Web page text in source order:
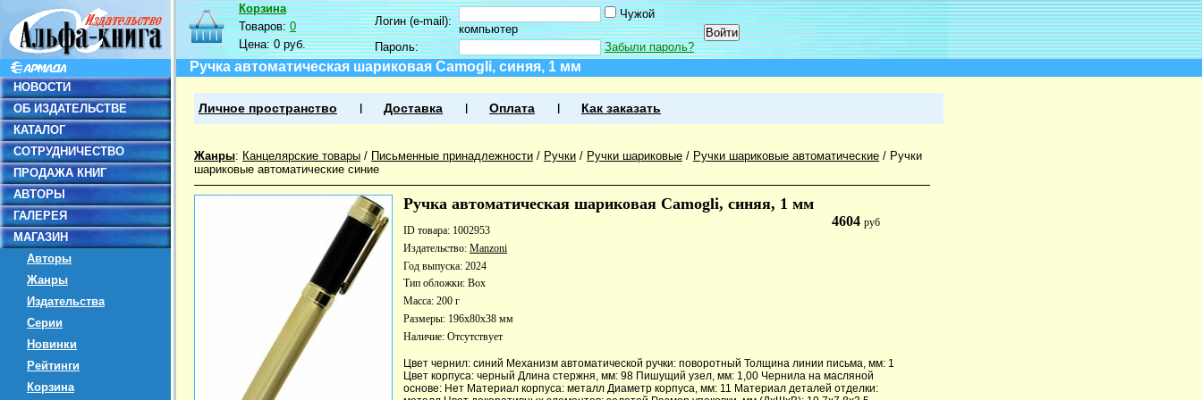
НОВОСТИ
ОБ ИЗДАТЕЛЬСТВЕ
КАТАЛОГ
СОТРУДНИЧЕСТВО
ПРОДАЖА КНИГ
АВТОРЫ
ГАЛЕРЕЯ
МАГАЗИН
Авторы
Жанры
Издательства
Серии
Новинки
Рейтинги
Корзина
Корзина
Товаров:0
Цена:0 руб.
Логин (e-mail):
Чужой
компьютер
Пароль:
Забыли пароль?
Ручка автоматическая шариковая Camogli, синяя, 1 мм
Личное пространство Доставка Оплата Как заказать
Жанры: Канцелярские товары / Письменные принадлежности / Ручки / Ручки шариковые / Ручки шариковые автоматические / Ручки
шариковые автоматические синие
Ручка автоматическая шариковая Camogli, синяя, 1 мм
4604руб
ID товара: 1002953
Издательство: Manzoni
Год выпуска: 2024
Тип обложки: Box
Масса: 200 г
Размеры: 196x80x38 мм
Наличие: Отсутствует
Цвет чернил: синий Механизм автоматической ручки: поворотный Толщина линии письма, мм: 1
Цвет корпуса: черный Длина стержня, мм: 98 Пишущий узел, мм: 1,00 Чернила на масляной
основе: Нет Материал корпуса: металл Диаметр корпуса, мм: 11 Материал деталей отделки: